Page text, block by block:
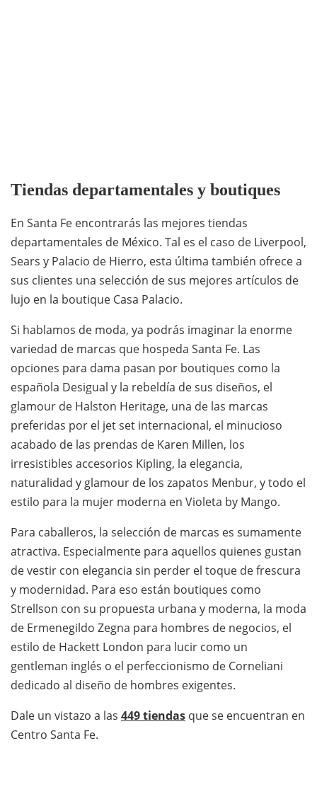
Tiendas departamentales y boutiques
En Santa Fe encontrarás las mejores tiendas
departamentales de México. Tal es el caso de Liverpool,
Sears y Palacio de Hierro, esta última también ofrece a
sus clientes una selección de sus mejores artículos de
lujo en la boutique Casa Palacio.
Si hablamos de moda, ya podrás imaginar la enorme
variedad de marcas que hospeda Santa Fe. Las
opciones para dama pasan por boutiques como la
española Desigual y la rebeldía de sus diseños, el
glamour de Halston Heritage, una de las marcas
preferidas por el jet set internacional, el minucioso
acabado de las prendas de Karen Millen, los
irresistibles accesorios Kipling, la elegancia,
naturalidad y glamour de los zapatos Menbur, y todo el
estilo para la mujer moderna en Violeta by Mango.
Para caballeros, la selección de marcas es sumamente
atractiva. Especialmente para aquellos quienes gustan
de vestir con elegancia sin perder el toque de frescura
y modernidad. Para eso están boutiques como
Strellson con su propuesta urbana y moderna, la moda
de Ermenegildo Zegna para hombres de negocios, el
estilo de Hackett London para lucir como un
gentleman inglés o el perfeccionismo de Corneliani
dedicado al diseño de hombres exigentes.
Dale un vistazo a las 449 tiendas que se encuentran en
Centro Santa Fe.